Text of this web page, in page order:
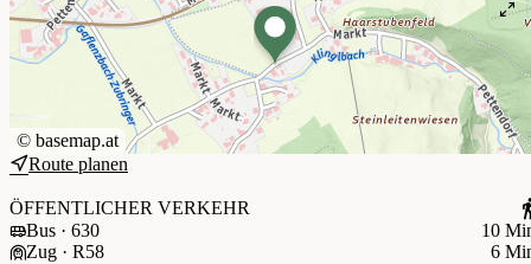
© basemap.at
Route planen
ÖFFENTLICHER VERKEHR
Bus · 630
10
Zug · R58
6